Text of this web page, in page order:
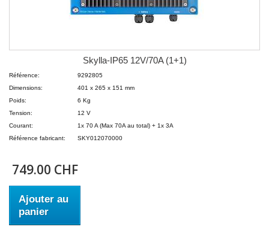
Skylla-IP65 12V/70A (1+1)
Référence:
9292805
Dimensions:
401 x 265 x 151 mm
Poids:
6 Kg
Tension:
12 V
Courant:
1x 70 A (Max 70A au total) + 1x 3A
Référence fabricant:
SKY012070000
749.00 CHF
Ajouter au
panier